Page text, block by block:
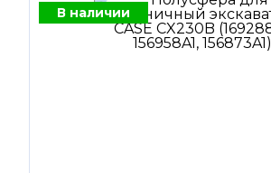
В наличии